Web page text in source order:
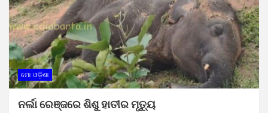
ମୋ ଓଡ଼ିଶା
ନର୍ଲା ରେଞ୍ଜରେ ଶିଶୁ ହାତୀର ମୃତ୍ୟୁ